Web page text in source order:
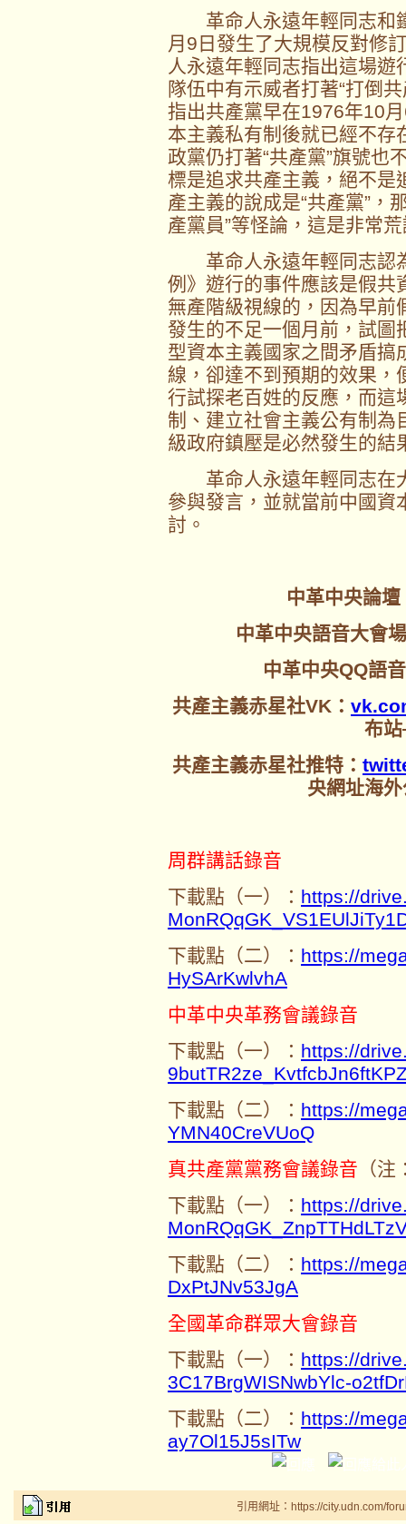
革命人永遠年輕同志和
月9日發生了大規模反對修
人永遠年輕同志指出這場
隊伍中有示威者打著“打倒
指出共產黨早在1976年10
本主義私有制後就已經不存
政黨仍打著“共產黨”旗號也
標是追求共產主義，絕不是
產主義的說成是“共產黨”，
產黨員”等怪論，這是非常
革命人永遠年輕同志認
例》遊行的事件應該是假共
無產階級視線的，因為早前
發生的不足一個月前，試圖
型資本主義國家之間矛盾搞
線，卻達不到預期的效果，
行試探老百姓的反應，而這
制、建立社會主義公有制為
級政府鎮壓是必然發生的結
革命人永遠年輕同志在
參與發言，並就當前中國資
討。
中革中央論壇
中革中央語音大會
中革中央QQ語
共產主義赤星社VK：
布
共產主義赤星社推特：
央網址海
周群講話錄音
下載點（一）： https://
下載點（二）： https://
HySArKwlvhA
中革中央革務會議錄音
下載點（一）： https://
下載點（二）： https://
YMN40CreVUoQ
真共產黨黨務會議錄音 （
下載點（一）： https://
下載點（二）： https://
DxPtJNv53JgA
全國革命群眾大會錄音
下載點（一）： https://
3C17BrgWISNwbYlc-
下載點（二）： https://
ay7Ol15J5sITw
引用網址：https://city.udn.com/